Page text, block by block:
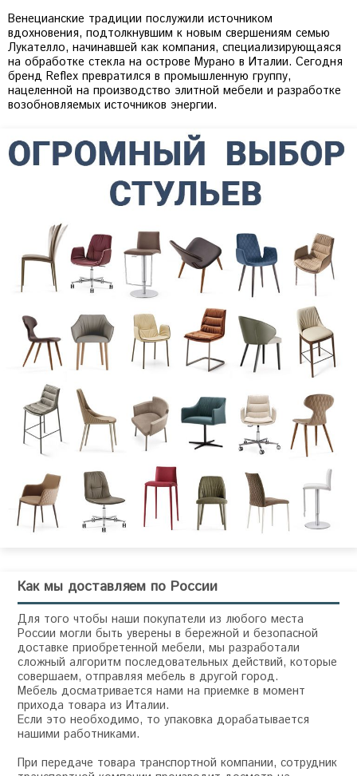
Венецианские традиции послужили источником
вдохновения, подтолкнувшим к новым свершениям семью
Лукателло, начинавшей как компания, специализирующаяся
на обработке стекла на острове Мурано в Италии. Сегодня
бренд Reflex превратился в промышленную группу,
нацеленной на производство элитной мебели и разработке
Как мы доставляем по России
Для того чтобы наши покупатели из любого места
России могли быть уверены в бережной и безопасной
доставке приобретенной мебели, мы разработали
сложный алгоритм последовательных действий, которые
совершаем, отправляя мебель в другой город.
Мебель досматривается нами на приемке в момент
прихода товара из Италии.
Если это необходимо, то упаковка дорабатывается
нашими работниками.
При передаче товара транспортной компании, сотрудник